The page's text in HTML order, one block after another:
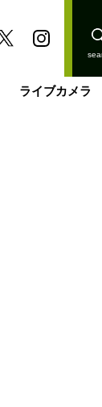
ライブカメラ